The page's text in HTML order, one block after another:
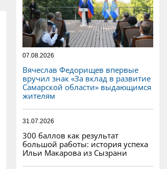
07.08.2026
Вячеслав Федорищев впервые
вручил знак «За вклад в развитие
Самарской области» выдающимся
жителям
31.07.2026
300 баллов как результат
большой работы: история успеха
Ильи Макарова из Сызрани